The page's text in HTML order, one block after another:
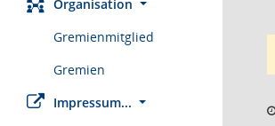
Organisation
Gremienmitglied
Gremien
Impressum...